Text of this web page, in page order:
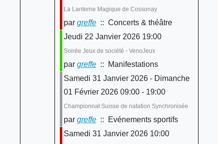
La Lanterne Magique de Cossonay
par greffe:: Concerts & théâtre
Jeudi 22 Janvier 2026 19:00
Soirée Jeux de société - VenoJeux
par greffe:: Manifestations
Samedi 31 Janvier 2026 - Dimanche
01 Février 2026 09:00 - 19:00
Championnat Suisse de natation Synchronisée
par greffe:: Evénements sportifs
Samedi 31 Janvier 2026 10:00